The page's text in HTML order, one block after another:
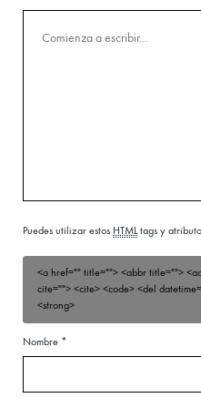
Puedes utilizar estos HTMLtags y
<a href="" title=""> <abbr title="">
cite=""> <cite> <code> <del
<strong>
Nombre *